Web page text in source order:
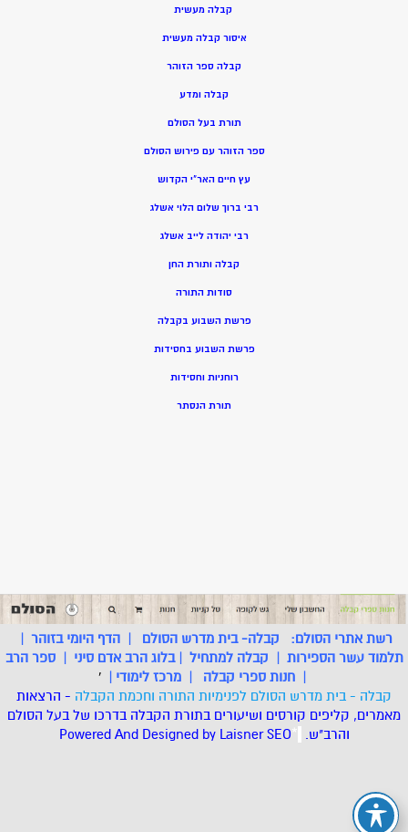
קבלה מעשית
איסור קבלה מעשית
קבלה ספר הזוהר
קבלה ומדע
תורת בעל הסולם
ספר הזוהר עם פירוש הסולם
עץ חיים האר”י הקדוש
רבי ברוך שלום הלוי אשלג
רבי יהודה לייב אשלג
קבלה ותורת החן
סודות התורה
פרשת השבוע בקבלה
פרשת השבוע בחסידות
רוחניות וחסידות
תורת הנסתר
רשת אתרי הסולם: קבלה- בית מדרש הסולם |הדף היומי בזוהר |
תלמוד עשר הספירות | קבלה למתחיל |בלוג הרב אדם סיני |ספר הרב
| חנות ספרי קבלה | מרכז לימודי |
'
קבלה - בית מדרש הסולם לפנימיות התורה וחכמת הקבלה - הרצאות
מאמרים, קליפים קורסים ושיעורים בתורת הקבלה בדרכו של בעל הסולם
והרב"ש.
*
Powered And Designed by LaisnerSEO